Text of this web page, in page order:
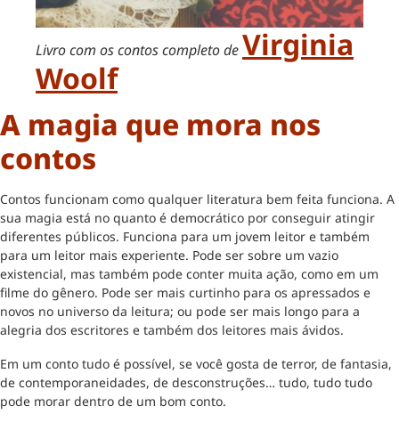
Livro com os contos completo deVirginia
Woolf
A magia que mora nos
contos
Contos funcionam como qualquer literatura bem feita funciona. A
sua magia está no quanto é democrático por conseguir atingir
diferentes públicos. Funciona para um jovem leitor e também
para um leitor mais experiente. Pode ser sobre um vazio
existencial, mas também pode conter muita ação, como em um
filme do gênero. Pode ser mais curtinho para os apressados e
novos no universo da leitura; ou pode ser mais longo para a
alegria dos escritores e também dos leitores mais ávidos.
Em um conto tudo é possível, se você gosta de terror, de fantasia,
de contemporaneidades, de desconstruções… tudo, tudo tudo
pode morar dentro de um bom conto.